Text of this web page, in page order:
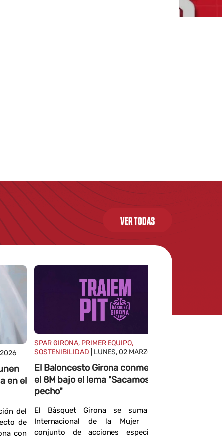
2026
en el
del
de
con
SPAR GIRONA, PRIMER EQUIPO,
SOSTENIBILIDAD | LUNES, 02 MARZO 2026
El Baloncesto Girona conmemora
el 8M bajo el lema "Sacamos
pecho"
El Bàsquet Girona se suma al Día
Internacional de la Mujer con un
conjunto de acciones especiales en
VER TODAS